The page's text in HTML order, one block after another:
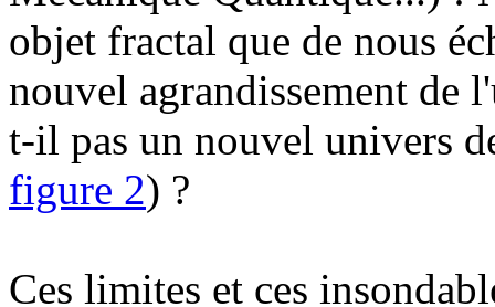
objet fractal que de nous
nouvel agrandissement de
t-il pas un nouvel univers
figure 2) ?
Ces limites et ces